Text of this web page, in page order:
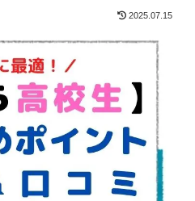
2025.07.15